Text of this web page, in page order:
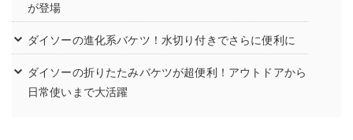
が登場
ダイソーの進化系バケツ！水切り付きでさらに便利に
ダイソーの折りたたみバケツが超便利！アウトドアから
日常使いまで大活躍